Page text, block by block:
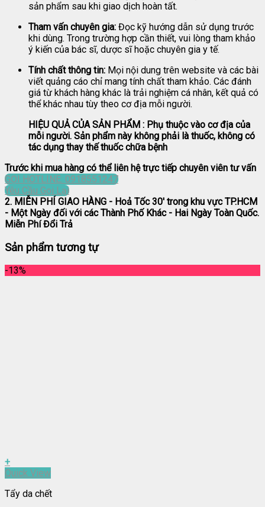
sản phẩm sau khi giao dịch hoàn tất.
Tham vấn chuyên gia: Đọc kỹ hướng dẫn sử dụng trước
khi dùng. Trong trường hợp cần thiết, vui lòng tham khảo
ý kiến của bác sĩ, dược sĩ hoặc chuyên gia y tế.
Tính chất thông tin: Mọi nội dung trên website và các bài
viết quảng cáo chỉ mang tính chất tham khảo. Các đánh
giá từ khách hàng khác là trải nghiệm cá nhân, kết quả có
thể khác nhau tùy theo cơ địa mỗi người.
HIỆU QUẢ CỦA SẢN PHẨM : Phụ thuộc vào cơ địa của
mỗi người. Sản phẩm này không phải là thuốc, không có
tác dụng thay thế thuốc chữa bệnh
Trước khi mua hàng có thể liên hệ trực tiếp chuyên viên tư vấn
GỌI HOTLINE: 0918551247
Yêu Cầu Gọi Lại
2. MIỄN PHÍ GIAO HÀNG - Hoả Tốc 30' trong khu vực TP.HCM
- Một Ngày đối với các Thành Phố Khác - Hai Ngày Toàn Quốc.
Miễn Phí Đổi Trả
Sản phẩm tương tự
-13%
+
Quick View
Tẩy da chết